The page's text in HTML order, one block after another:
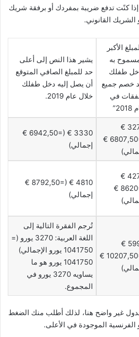
إذا كنًت تدفع ضريبة بمفردك أو برفقة شريك
الشريك القانوني.
الأكبر
به
طفلك
خصم جميع
في
يشير هذا النص إلى أعلى
حد للمبلغ الصافي المتوقع
أن يصل إليه دخل طفلك
خلال عام 2019.
3270 €
(=6807,50 €
3330 € (=6942,50 €
إجمالي)
4270 €
(=8620 €
4810 € (=8792,50 €
إجمالي)
5990 €
(=10207,50 €
تُرجم الفقرة التالية إلى
اللغة العربية: 3270 يورو (=
1041750 يورو الإجمالي)
1041750 يورو هو ما
يساويه 3270 يورو في
المجموع.
غير واضح هنا، لذلك أطلب منك الضغط
الفرنسية الموجودة في الأعلى.